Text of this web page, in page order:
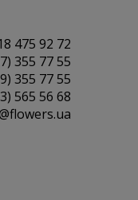
475 92 72
355 77 55
355 77 55
565 56 68